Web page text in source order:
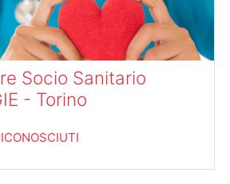
Socio Sanitario
- Torino